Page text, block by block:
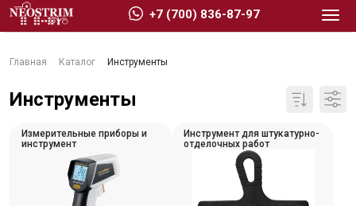
Главная Каталог Инструменты
Инструменты
Измерительные приборы и
инструмент
Инструмент для штукатурно-
отделочных работ
+7 (700) 836-87-97
Стройматериалы
Сухие строительные смеси